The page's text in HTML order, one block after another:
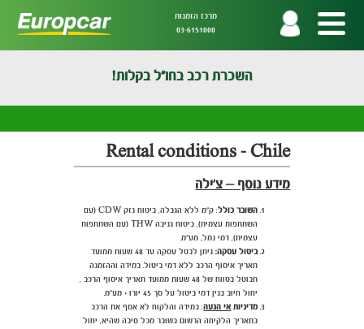
מרכז הזמנות
03-6151000
השכרת רכב בחו"ל בקלות!
Rental conditions - Chile
מידע נוסף – צ'ילה
השובר כולל: ק"מ ללא הגבלה, ביטוח נזק CDW
(עם
השתתפות עצמית), ביטוח גניבה THW(עם השתתפות
עצמית), דמי נמל, מע"מ.
ביטול עסקה:
ניתן לבטל עסקה עד 48 שעות ממועד
תאריך איסוף הרכב ללא דמי ביטול. במידה וההזמנה
תבוטל בטווח של 48 שעות ממועד תאריך איסוף הרכב ,
יחול חיוב בגין דמי ביטול על סך 45 יורו + מע"מ.
מדיניות אי הגעה: במידה והלקוח לא אסף את הרכב
בתאריך הלקיחה הרשום בשובר מכל סיבה שהיא, יחול